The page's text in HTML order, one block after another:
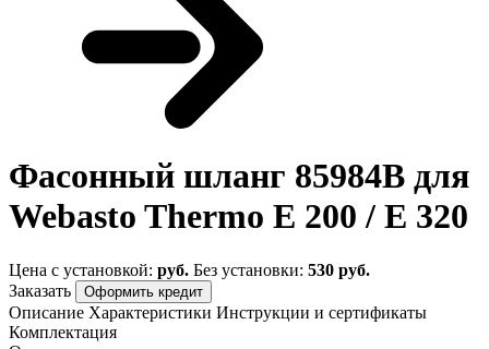
Фасонный шланг 85984B для
Webasto Thermo Е 200 / Е 320
Цена с установкой: руб. Без установки: 530 руб.
Заказать
Оформить кредит
Описание Характеристики Инструкции и сертификаты
Комплектация